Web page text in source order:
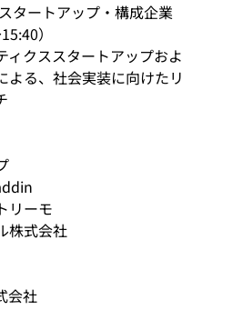
タートアップ・構成企業
）
ィクススタートアップおよ
よる、社会実装に向けたリ
リーモ
株式会社
会社